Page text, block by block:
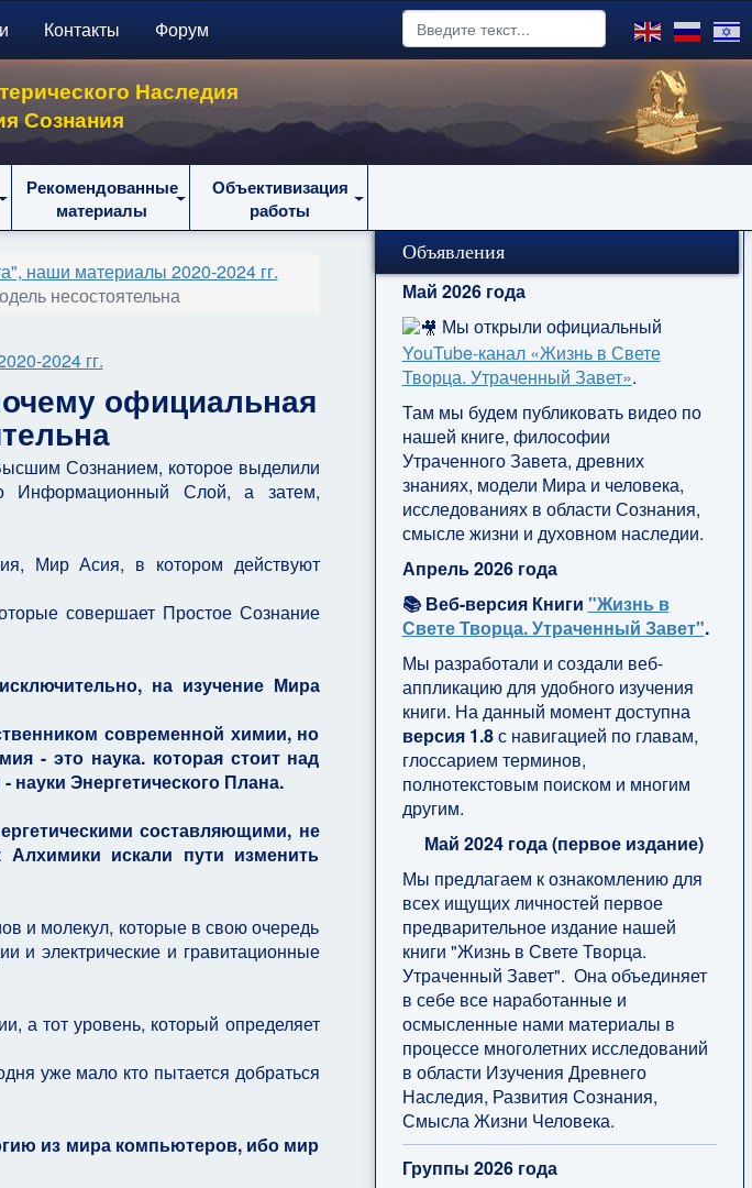
Контакты Форум
Наследия
Сознания
Рекомендованные
материалы
Объективизация
работы
наши материалы 2020-2024 гг.
несостоятельна
2024 гг.
официальная
Сознанием, которое выделили
Информационный Слой, а затем,
Мир Асия, в котором действуют
совершает Простое Сознание
на изучение Мира
современной химии, но
- это наука. которая стоит над
Энергетического Плана.
составляющими, не
искали пути изменить
и молекул, которые в свою очередь
и электрические и гравитационные
а тот уровень, который определяет
уже мало кто пытается добраться
из мира компьютеров, ибо мир
Объявления
Май 2026 года
Мы открыли официальный
YouTube‑канал «Жизнь в Свете
Творца. Утраченный Завет».
Там мы будем публиковать видео по
нашей книге, философии
Утраченного Завета, древних
знаниях, модели Мира и человека,
исследованиях в области Сознания,
смысле жизни и духовном наследии.
Апрель 2026 года
📚 Веб-версия Книги "Жизнь в
Свете Творца. Утраченный Завет".
Мы разработали и создали веб-
аппликацию для удобного изучения
книги. На данный момент доступна
версия 1.8с навигацией по главам,
глоссарием терминов,
полнотекстовым поиском и многим
другим.
Май 2024 года (первое издание)
Мы предлагаем к ознакомлению для
всех ищущих личностей первое
предварительное издание нашей
книги "Жизнь в Свете Творца.
Утраченный Завет". Она объединяет
в себе все наработанные и
осмысленные нами материалы в
процессе многолетних исследований
в области Изучения Древнего
Наследия, Развития Сознания,
Смысла Жизни Человека.
Группы 2026 года